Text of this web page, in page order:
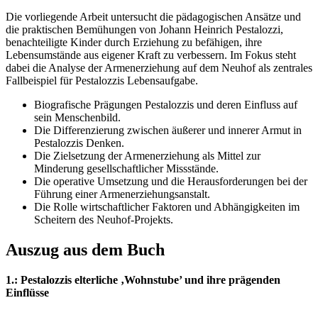
Die vorliegende Arbeit untersucht die pädagogischen Ansätze und
die praktischen Bemühungen von Johann Heinrich Pestalozzi,
benachteiligte Kinder durch Erziehung zu befähigen, ihre
Lebensumstände aus eigener Kraft zu verbessern. Im Fokus steht
dabei die Analyse der Armenerziehung auf dem Neuhof als zentrales
Fallbeispiel für Pestalozzis Lebensaufgabe.
Biografische Prägungen Pestalozzis und deren Einfluss auf
sein Menschenbild.
Die Differenzierung zwischen äußerer und innerer Armut in
Pestalozzis Denken.
Die Zielsetzung der Armenerziehung als Mittel zur
Minderung gesellschaftlicher Missstände.
Die operative Umsetzung und die Herausforderungen bei der
Führung einer Armenerziehungsanstalt.
Die Rolle wirtschaftlicher Faktoren und Abhängigkeiten im
Scheitern des Neuhof-Projekts.
Auszug aus dem Buch
1.: Pestalozzis elterliche ‚Wohnstube’ und ihre prägenden
Einflüsse